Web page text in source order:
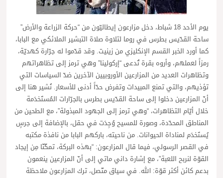
يوم الأحد 18 شباط، دخل مزارعون إيطاليّون من “حركة الزراعة والأرض”
ساحة القدّيس بطرس في روما لتلاوة صلاة التبشير الملائكي مع البابا،
كما أورد الخبر القسم الإنكليزي من زينيت. وقد قدّموا له جرّارة كهديّة،
رمزاً لعملهم، وأروه بقرة تُدعى “إركولينا” وهي ترمز إلى تظاهراتهم
وتظاهرات العديد من المزارعين الأوروبيين الآخرين ضدّ السياسات التي
تؤذيهم، والتي تمنع المبيدات وتفرض حدّاً أدنى للأسعار. نُشير هنا إلى
أنّ المزارعين دخلوا إلى ساحة القدّيس بطرس بالجرّارات المُستَخدَمة
خلال أيّام التظاهرات، “وهي ترمز إلى الجهود المبذولة”، مع الطحين من
المناطق المحدّدة، وصورة للمسيح وُجِدَت في حقل، بالإضافة إلى جرسٍ
يُستَخدَم لمناداة الحيوانات. من ناحيته، باركهم البابا من نافذة مكتبه
في القصر الرسولي، فيما قال المزارعون: “بهذه البركة، تمكّنّا مِن إيجاد
القوّة لنربح اللعبة”، مع إشارة داني ماتي إلى أنّ المزارعين ينعمون
بدعم كائن أكثر قوّة: الله. في سياق متّصل، ترك المزارعون ملاحظة